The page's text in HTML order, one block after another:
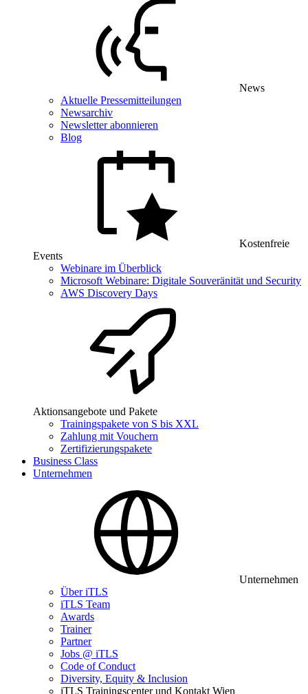
News
Aktuelle Pressemitteilungen
Newsarchiv
Newsletter abonnieren
Blog
Kostenfreie
Events
Webinare im Überblick
Microsoft Webinare: Digitale Souveränität und Security
AWS Discovery Days
Aktionsangebote und Pakete
Trainingspakete von S bis XXL
Zahlung mit Vouchern
Zertifizierungspakete
Business Class
Unternehmen
Unternehmen
Über iTLS
iTLS Team
Awards
Trainer
Partner
Jobs @ iTLS
Code of Conduct
Diversity, Equity & Inclusion
iTLS Trainingscenter und Kontakt Wien